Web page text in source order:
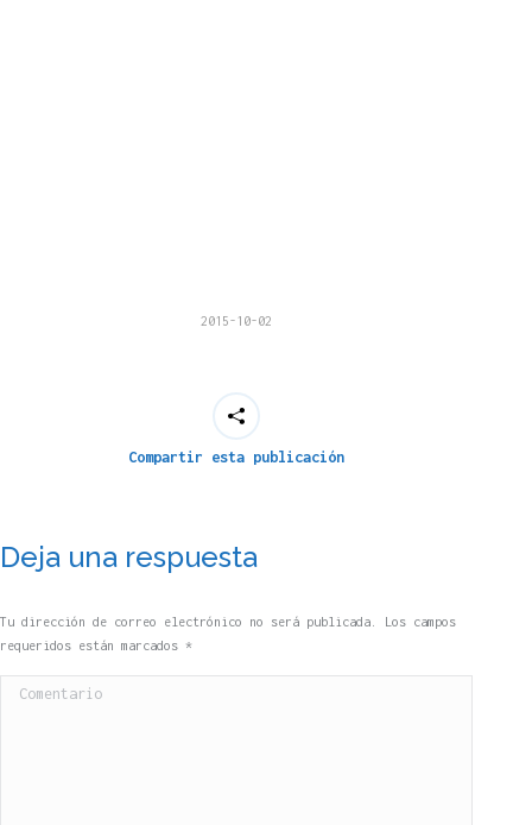
2015-10-02
Compartir esta publicación
Deja una respuesta
Tu dirección de correo electrónico no será publicada. Los campos
requeridos están marcados *
Comentario